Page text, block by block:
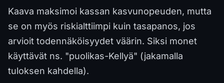
Kaava maksimoi kassan kasvunopeuden, mutta
se on myös riskialttiimpi kuin tasapanos, jos
arvioit todennäköisyydet väärin. Siksi monet
käyttävät ns. "puolikas-Kellyä" (jakamalla
tuloksen kahdella).